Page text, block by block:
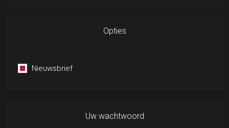
Opties
Nieuwsbrief
Uw wachtwoord